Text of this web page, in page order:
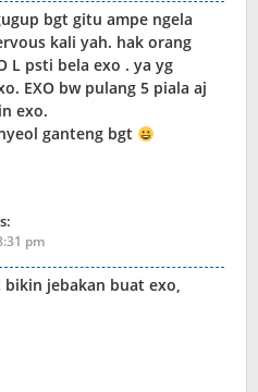
bgt gitu ampe ngela
kali yah. hak orang
L psti bela exo . ya yg
EXO bw pulang 5 piala aj
exo.
ganteng bgt
pm
jebakan buat exo,